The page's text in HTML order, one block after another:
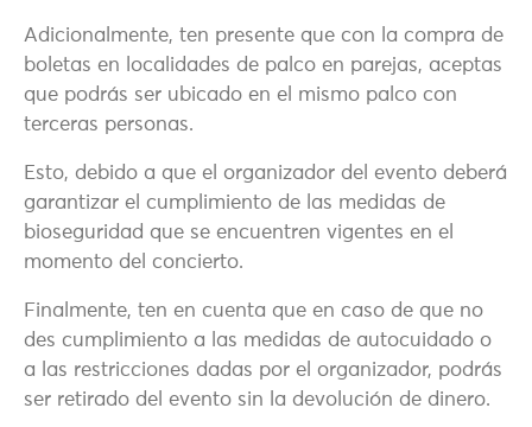
Adicionalmente, ten presente que con la compra de
boletas en localidades de palco en parejas, aceptas
que podrás ser ubicado en el mismo palco con
terceras personas.
Esto, debido a que el organizador del evento deberá
garantizar el cumplimiento de las medidas de
bioseguridad que se encuentren vigentes en el
momento del concierto.
Finalmente, ten en cuenta que en caso de que no
des cumplimiento a las medidas de autocuidado o
a las restricciones dadas por el organizador, podrás
ser retirado del evento sin la devolución de dinero.